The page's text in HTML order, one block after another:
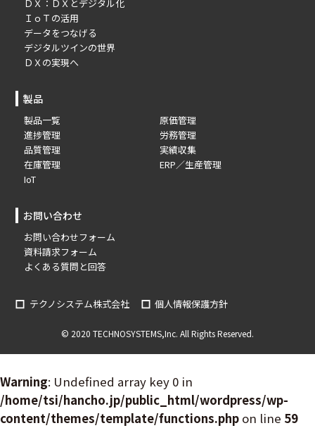
ＤＸ：ＤＸとデジタル化
ＩｏＴの活用
データをつなげる
デジタルツインの世界
ＤＸの実現へ
製品
製品一覧
進捗管理
品質管理
在庫管理
IoT
原価管理
労務管理
実績収集
ERP／生産管理
お問い合わせ
お問い合わせフォーム
資料請求フォーム
よくある質問と回答
テクノシステム株式会社 個人情報保護方針
© 2020 TECHNOSYSTEMS,Inc. All Rights Reserved.
Warning: Undefined array key 0 in
/home/tsi/hancho.jp/public_html/wordpress/wp-
content/themes/template/functions.php on line 59